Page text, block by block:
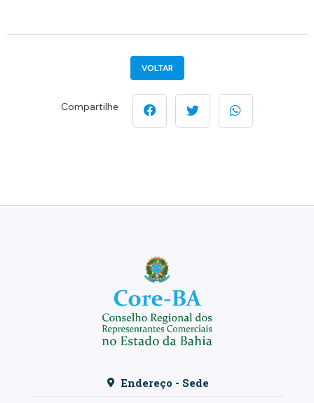
VOLTAR
Compartilhe
Endereço - Sede